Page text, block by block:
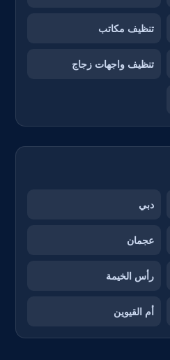
تنظيف مكاتب
تنظيف واجهات زجاج
دبي
عجمان
رأس الخيمة
أم القيوين